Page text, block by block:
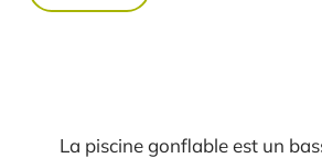
La piscine gonflable est un